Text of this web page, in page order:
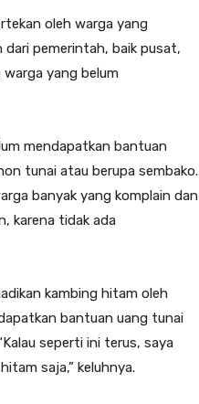
oleh warga yang
pemerintah, baik pusat,
yang belum
mendapatkan bantuan
tunai atau berupa sembako.
banyak yang komplain dan
karena tidak ada
kambing hitam oleh
bantuan uang tunai
seperti ini terus, saya
saja,” keluhnya.